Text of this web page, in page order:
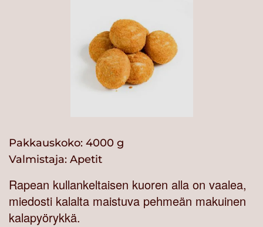
Pakkauskoko: 4000 g
Valmistaja: Apetit
Rapean kullankeltaisen kuoren alla on vaalea,
miedosti kalalta maistuva pehmeän makuinen
kalapyörykkä.